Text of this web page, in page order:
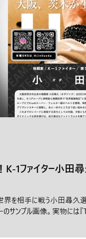
1ファイター小田
界を相手に戦う小田尋久
サンプル画像。実物には